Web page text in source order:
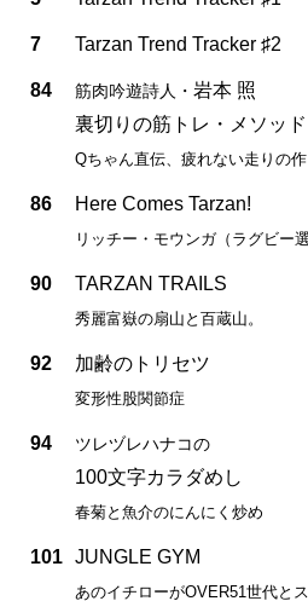
7 Tarzan Trend Tracker ♯2
84 筋肉吟遊詩人・ 岩本 照
裏切りの筋トレ・メソッド
Qちゃん直伝、疲れない走りの作
86 Here Comes Tarzan!
リッチー・モウンガ（ラグビー選
90 TARZAN TRAILS
秀麗富嶽の扇山と百蔵山。
92 加齢のトリセツ
変形性股関節症
94 ツレヅレハナコの
100文字カラダめし
春菊と魚介のにんにく炒め
101 JUNGLE GYM
あのイチローがOVER51世代と